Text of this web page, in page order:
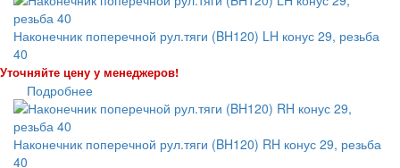
Наконечник поперечной рул.тяги (BH120) LH конус 29, резьба
40
Уточняйте цену у менеджеров!
Подробнее
Наконечник поперечной рул.тяги (BH120) RH конус 29, резьба
40